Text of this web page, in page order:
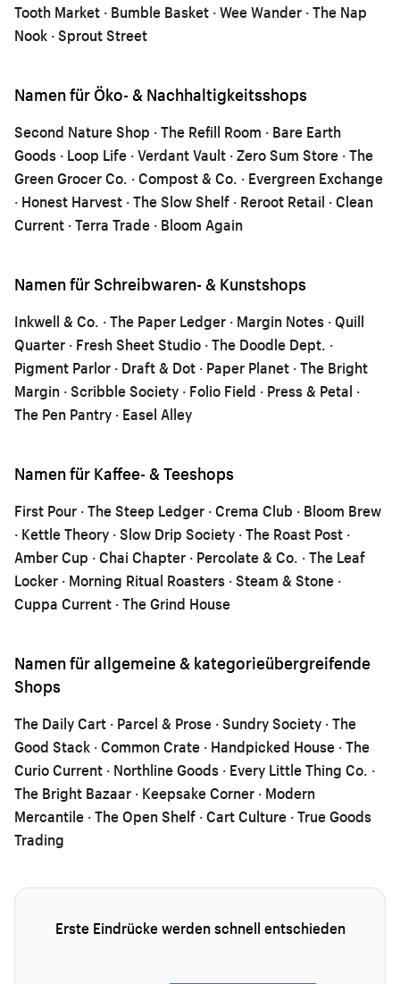
Tooth Market · Bumble Basket · Wee Wander · The Nap
Nook · Sprout Street
Namen für Öko- & Nachhaltigkeitsshops
Second Nature Shop · The Refill Room · Bare Earth
Goods · Loop Life · Verdant Vault · Zero Sum Store · The
Green Grocer Co. · Compost & Co. · Evergreen Exchange
· Honest Harvest · The Slow Shelf · Reroot Retail · Clean
Current · Terra Trade · Bloom Again
Namen für Schreibwaren- & Kunstshops
Inkwell & Co. · The Paper Ledger · Margin Notes · Quill
Quarter · Fresh Sheet Studio · The Doodle Dept. ·
Pigment Parlor · Draft & Dot · Paper Planet · The Bright
Margin · Scribble Society · Folio Field · Press & Petal ·
The Pen Pantry · Easel Alley
Namen für Kaffee- & Teeshops
First Pour · The Steep Ledger · Crema Club · Bloom Brew
· Kettle Theory · Slow Drip Society · The Roast Post ·
Amber Cup · Chai Chapter · Percolate & Co. · The Leaf
Locker · Morning Ritual Roasters · Steam & Stone ·
Cuppa Current · The Grind House
Namen für allgemeine & kategorieübergreifende
Shops
The Daily Cart · Parcel & Prose · Sundry Society · The
Good Stack · Common Crate · Handpicked House · The
Curio Current · Northline Goods · Every Little Thing Co. ·
The Bright Bazaar · Keepsake Corner · Modern
Mercantile · The Open Shelf · Cart Culture · True Goods
Trading
Erste Eindrücke werden schnell entschieden